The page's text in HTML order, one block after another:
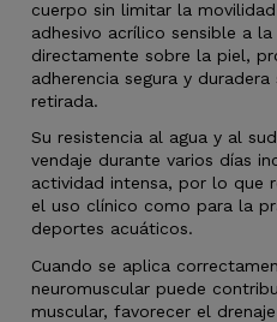
cuerpo sin limitar la
adhesivo acrílico sensible a
directamente sobre la piel,
adherencia segura y
retirada.
Su resistencia al agua y al
vendaje durante varios días
actividad intensa, por lo que
el uso clínico como para la
deportes acuáticos.
Cuando se aplica
neuromuscular puede
muscular, favorecer el